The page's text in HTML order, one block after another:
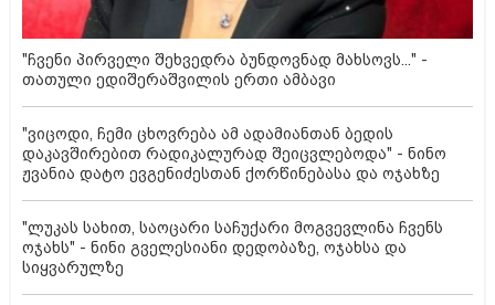
"ჩვენი პირველი შეხვედრა ბუნდოვნად მახსოვს..." -
თათული ედიშერაშვილის ერთი ამბავი
"ვიცოდი, ჩემი ცხოვრება ამ ადამიანთან ბედის
დაკავშირებით რადიკალურად შეიცვლებოდა" - ნინო
ჟვანია დატო ევგენიძესთან ქორწინებასა და ოჯახზე
"ლუკას სახით, საოცარი საჩუქარი მოგვევლინა ჩვენს
ოჯახს" - ნინი გველესიანი დედობაზე, ოჯახსა და
სიყვარულზე